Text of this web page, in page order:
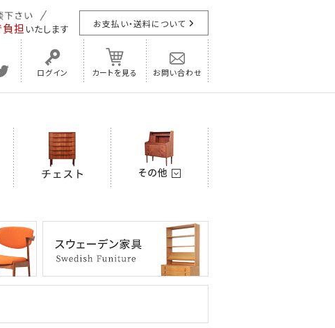
担 いたします お支払い・送料について
ログイン カートを見る お問い合わせ